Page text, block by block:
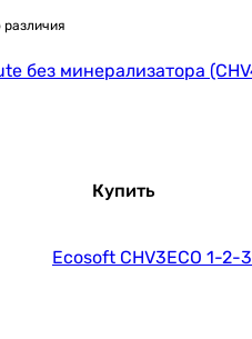
различия
без минерализатора
Купить
Ecosoft CHV3ECO 1-